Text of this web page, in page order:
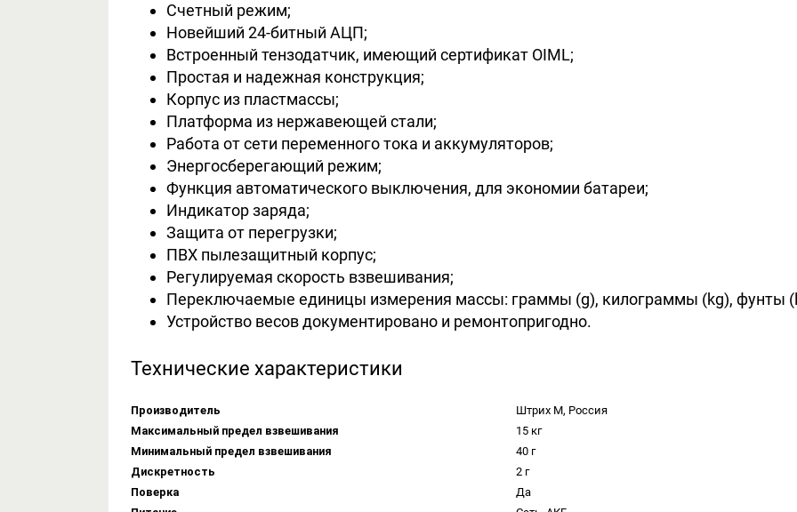
Счетный режим;
Новейший 24-битный АЦП;
Встроенный тензодатчик, имеющий сертификат OIML;
Простая и надежная конструкция;
Корпус из пластмассы;
Платформа из нержавеющей стали;
Работа от сети переменного тока и аккумуляторов;
Энергосберегающий режим;
Функция автоматического выключения, для экономии батареи;
Индикатор заряда;
Защита от перегрузки;
ПВХ пылезащитный корпус;
Регулируемая скорость взвешивания;
Переключаемые единицы измерения массы: граммы (g), килограммы (kg), фунты
Устройство весов документировано и ремонтопригодно.
Технические характеристики
Производитель
Штрих М, Россия
Максимальный предел взвешивания
15 кг
Минимальный предел взвешивания
40 г
Дискретность
2 г
Поверка
Да